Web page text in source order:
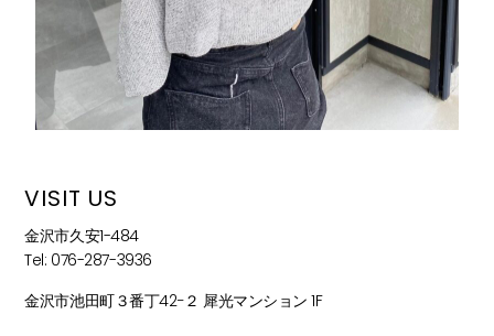
VISIT US
金沢市久安1-484
Tel: 076-287-3936
金沢市池田町３番丁42−２ 犀光マンション 1F